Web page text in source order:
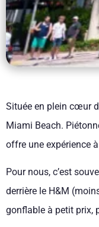
Située en plein cœur
Miami Beach.
offre une expérience
Pour nous, c’est
derrière le H&M
gonflable à petit prix,